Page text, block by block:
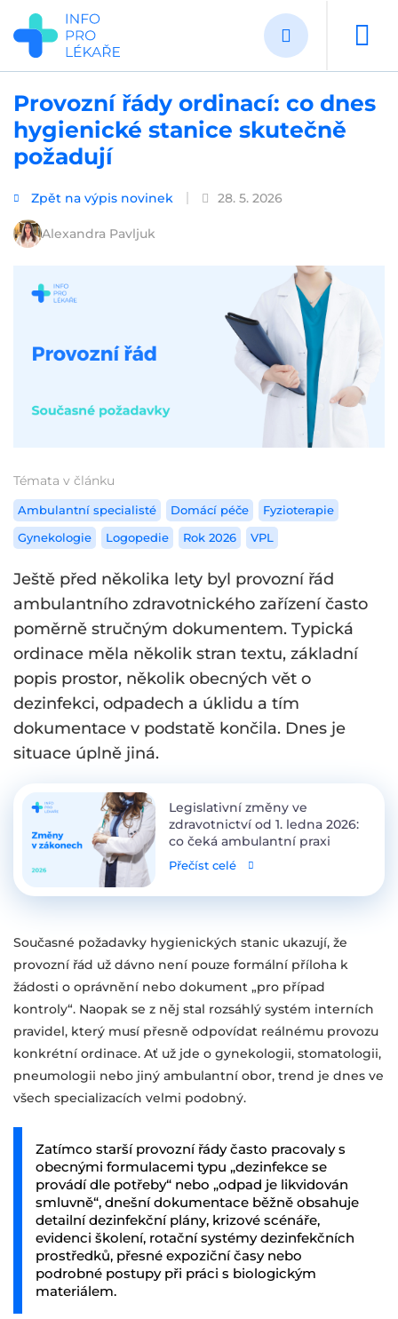
Přejít
hlavnímu
obsahu
Provozní řády ordinací: co dnes
hygienické stanice skutečně
požadují
Zpět na výpis novinek 28. 5. 2026
Alexandra Pavljuk
Témata v článku
Ambulantní specialisté Domácí péče
Fyzioterapie
Gynekologie
Logopedie Rok 2026 VPL
Ještě před několika lety byl provozní řád
ambulantního zdravotnického zařízení často
poměrně stručným dokumentem. Typická
ordinace měla několik stran textu, základní
popis prostor, několik obecných vět o
dezinfekci, odpadech a úklidu a tím
dokumentace v podstatě končila. Dnes je
situace úplně jiná.
Legislativní změny ve
zdravotnictví od 1. ledna 2026:
co čeká ambulantní praxi
Přečíst celé
Současné požadavky hygienických stanic ukazují, že
provozní řád už dávno není pouze formální příloha k
žádosti o oprávnění nebo dokument „pro případ
kontroly“. Naopak se z něj stal rozsáhlý systém interních
pravidel, který musí přesně odpovídat reálnému provozu
konkrétní ordinace. Ať už jde o gynekologii, stomatologii,
pneumologii nebo jiný ambulantní obor, trend je dnes ve
všech specializacích velmi podobný.
Zatímco starší provozní řády často pracovaly s
obecnými formulacemi typu „dezinfekce se
provádí dle potřeby“ nebo „odpad je likvidován
smluvně“, dnešní dokumentace běžně obsahuje
detailní dezinfekční plány, krizové scénáře,
evidenci školení, rotační systémy dezinfekčních
prostředků, přesné expoziční časy nebo
podrobné postupy při práci s biologickým
materiálem.